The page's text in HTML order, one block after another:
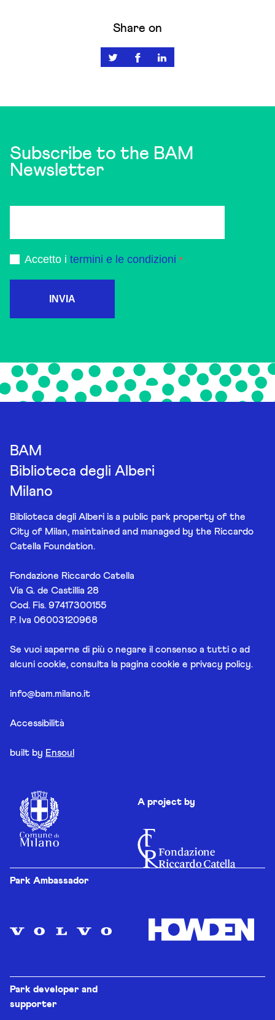
Share on
Subscribe to the BAM
Newsletter
Accetto i termini e le condizioni
INVIA
BAM
Biblioteca degli Alberi
Milano
Biblioteca degli Alberi is a public park property of the
City of Milan, maintained and managed by the Riccardo
Catella Foundation.
Fondazione Riccardo Catella
Via G. de Castillia 28
Cod. Fis. 97417300155
P. Iva 06003120968
Se vuoi saperne di più o negare il consenso a tutti o ad
alcuni cookie, consulta la pagina cookie e privacy policy.
info@bam.milano.it
Accessibilità
built by Ensoul
A project by
Park Ambassador
Park developer and
supporter